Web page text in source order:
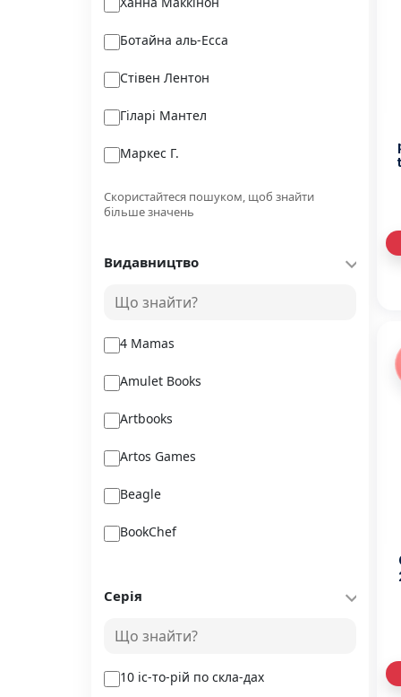
Ботайна аль-Есса
Стівен Лентон
Гіларі Мантел
Маркес Г.
Ліза Теркерст
Ікуе Айдзава
Скористайтеся пошуком, щоб знайти
більше значень
Видавництво
4 Mamas
Amulet Books
Artbooks
Artos Games
Beagle
BookChef
Crystal Book
Danko Toys
DoDo
Серія
10 іс-то-рій по скла-дах